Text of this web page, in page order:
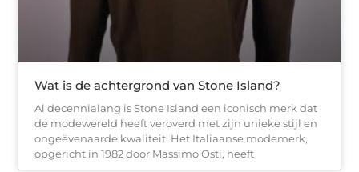
Wat is de achtergrond van Stone Island?
Al decennialang is Stone Island een iconisch merk dat
de modewereld heeft veroverd met zijn unieke stijl en
ongeëvenaarde kwaliteit. Het Italiaanse modemerk,
opgericht in 1982 door Massimo Osti, heeft